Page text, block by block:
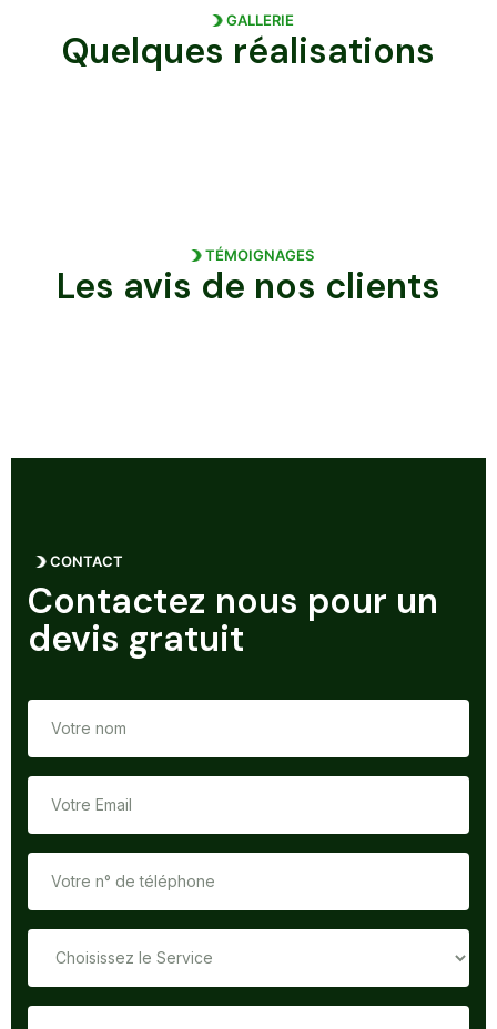
GALLERIE
Quelques réalisations
TÉMOIGNAGES
Les avis de nos clients
CONTACT
Contactez nous pour un
devis gratuit